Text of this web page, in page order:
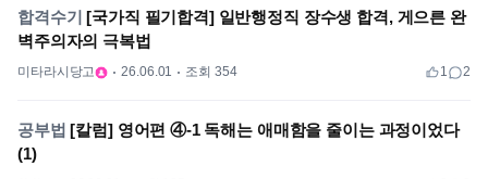
합격수기 [국가직 필기합격] 일반행정직 장수생 합격, 게으른 완
벽주의자의 극복법
미타라시당고 26.06.01 조회 354 1 2
공부법 [칼럼] 영어편 ④-1 독해는 애매함을 줄이는 과정이었다
(1)